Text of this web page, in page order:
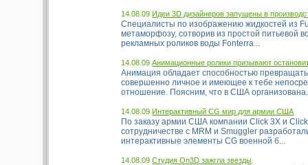
14.08.09Идеи 3D дизайнеров запущены в
Специалисты по изображению жидкостей из
метаморфозу, сотворив из простой питьевой
рекламных роликов воды Fonterra...
14.08.09Анимационные ролики призывают
Анимация обладает способностью
совершенно личное и имеющее к тебе
отношение. Поясним, что в США
14.08.09Интерактивный CG мир для армии США
По заказу армии США компании Click 3X и
сотрудничестве с MRM и Smuggler
интерактивные элементы CG военной б...
14.08.09Студия On3D зажгла звезды